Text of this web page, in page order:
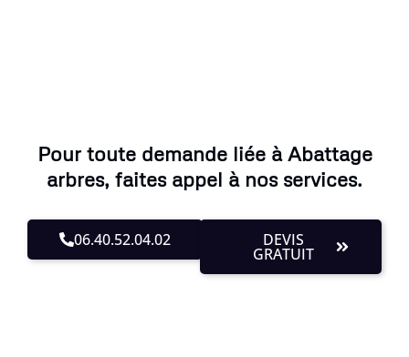
Pour toute demande liée à Abattage
arbres, faites appel à nos services.
06.40.52.04.02 DEVIS
GRATUIT